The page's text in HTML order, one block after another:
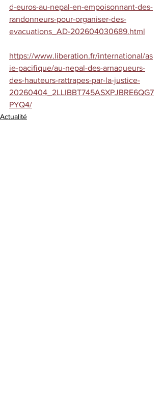
d-euros-au-nepal-en-empoisonnant-des-
randonneurs-pour-organiser-des-
evacuations_AD-202604030689.html
https://www.liberation.fr/international/as
ie-pacifique/au-nepal-des-arnaqueurs-
des-hauteurs-rattrapes-par-la-justice-
20260404_2LLIBBT745ASXPJBRE6QG7
PYQ4/
Actualité